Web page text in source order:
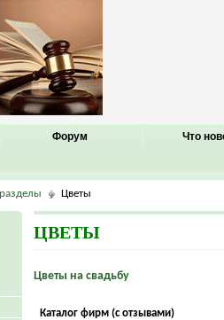
Форум Что
Цветы
ЦВЕТЫ
Цветы на свадьбу
Каталог фирм (с отзывами)